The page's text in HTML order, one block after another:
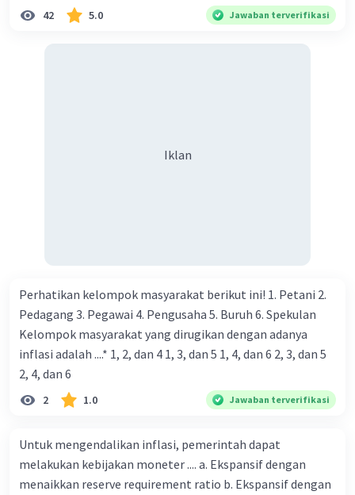
modernisasi dalam kehidupan sosial masyarakat 5.
Kegiatan manusia di bidang ekonomi yang menunjukkan
menganggap jika menjadi modern adalah mengikuti... 8.
dikatakan sebagai uang 14. maksud token money dalam
nilai intrinsik 15. maksud dengan satuan hitung dalam
fungsi uang 16. fungsi uang 17. peranan dan maksud
didirikan lembaga keuangan non-Bank / bukan bank 18.
maksud dengan kegiatan menghimpun dana yang
dilakukan perbankan 19. tugas Bank Indonesia 20. tugas
Bank Umum 21. kegiatan lembaga keuangan non-Bank 22.
yang dilakukan dengan operasi simpan pinjam 23.
Lembaga keuangan non bank yang memiliki fungsi
sebagai penggerak investasi dengan memperhatikan dan
42 5.0 Jawaban terverifikasi
Iklan
Perhatikan kelompok masyarakat berikut ini! 1. Petani 2.
Pedagang 3. Pegawai 4. Pengusaha 5. Buruh 6. Spekulan
Kelompok masyarakat yang dirugikan dengan adanya
inflasi adalah ....* 1, 2, dan 4 1, 3, dan 5 1, 4, dan 6 2, 3, dan 5
2, 4, dan 6
2 1.0 Jawaban terverifikasi
Untuk mengendalikan inflasi, pemerintah dapat
melakukan kebijakan moneter .... a. Ekspansif dengan
menaikkan reserve requirement ratio b. Ekspansif dengan